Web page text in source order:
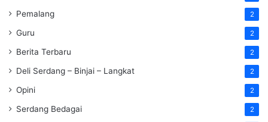
Pemalang 2
Guru 2
Berita Terbaru 2
Deli Serdang – Binjai – Langkat 2
Opini 2
Serdang Bedagai 2